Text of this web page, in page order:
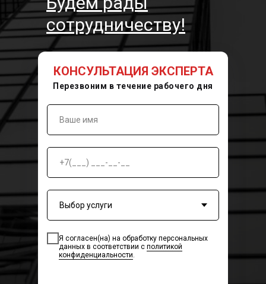
сотрудничеству!
Я согласен(на) на обработку персональных
данных в соответствии с политикой
конфиденциальности
Перезвоним в течение рабочего дня
КОНСУЛЬТАЦИЯ ЭКСПЕРТА